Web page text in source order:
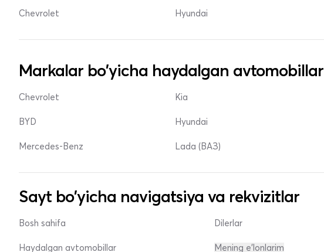
Chevrolet Hyundai
Markalar bo'yicha haydalgan avtomobillar
Chevrolet
BYD
Mercedes-Benz
Kia
Hyundai
Lada (ВАЗ)
Sayt bo'yicha navigatsiya va rekvizitlar
Bosh sahifa
Haydalgan avtomobillar
Dilerlar
Mening e'lonlarim